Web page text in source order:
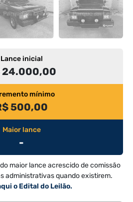
Lance inicial
24.000,00
mínimo
500,00
Maior lance
-
maior lance acrescido de comissão
administrativas quando existirem.
o Edital do Leilão.